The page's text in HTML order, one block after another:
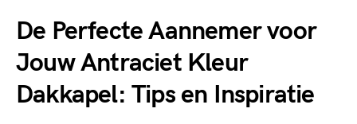
De Perfecte Aannemer voor
Jouw Antraciet Kleur
Dakkapel: Tips en Inspiratie